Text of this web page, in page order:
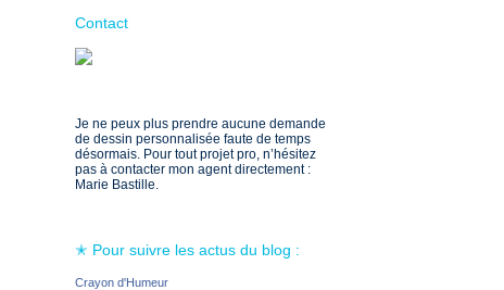
Contact
Je ne peux plus prendre aucune demande
de dessin personnalisée faute de temps
désormais. Pour tout projet pro, n’hésitez
pas à contacter mon agent directement :
Marie Bastille.
✭ Pour suivre les actus du blog :
Crayon d'Humeur